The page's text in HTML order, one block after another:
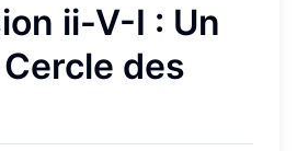
ii-V-I : Un
des